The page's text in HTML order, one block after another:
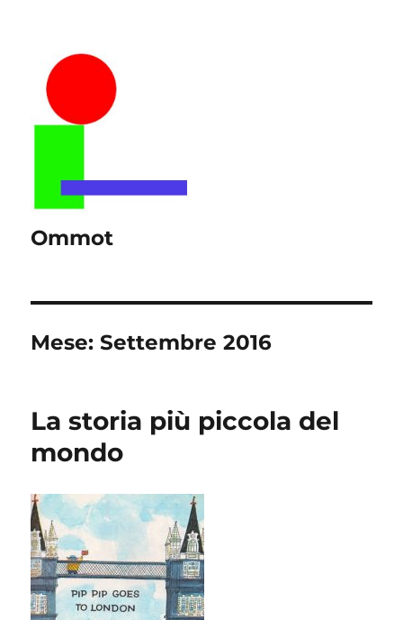
Ommot
Mese:Settembre 2016
La storia più piccola del
mondo